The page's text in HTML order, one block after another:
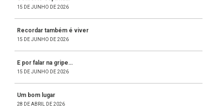
15 DE JUNHO DE 2026
Recordar também é viver
15 DE JUNHO DE 2026
E por falar na gripe…
15 DE JUNHO DE 2026
Um bom lugar
28 DE ABRIL DE 2026